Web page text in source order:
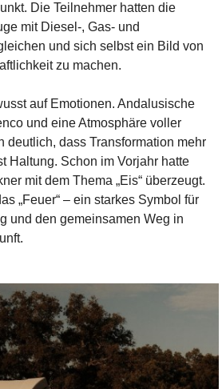
Die Teilnehmer hatten die
mit Diesel-, Gas- und
und sich selbst ein Bild von
zu machen.
auf Emotionen. Andalusische
und eine Atmosphäre voller
deutlich, dass Transformation mehr
Haltung. Schon im Vorjahr hatte
mit dem Thema „Eis“ überzeugt.
„Feuer“ – ein starkes Symbol für
und den gemeinsamen Weg in